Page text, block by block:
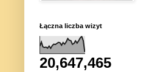
Łączna liczba wizyt
20,647,465